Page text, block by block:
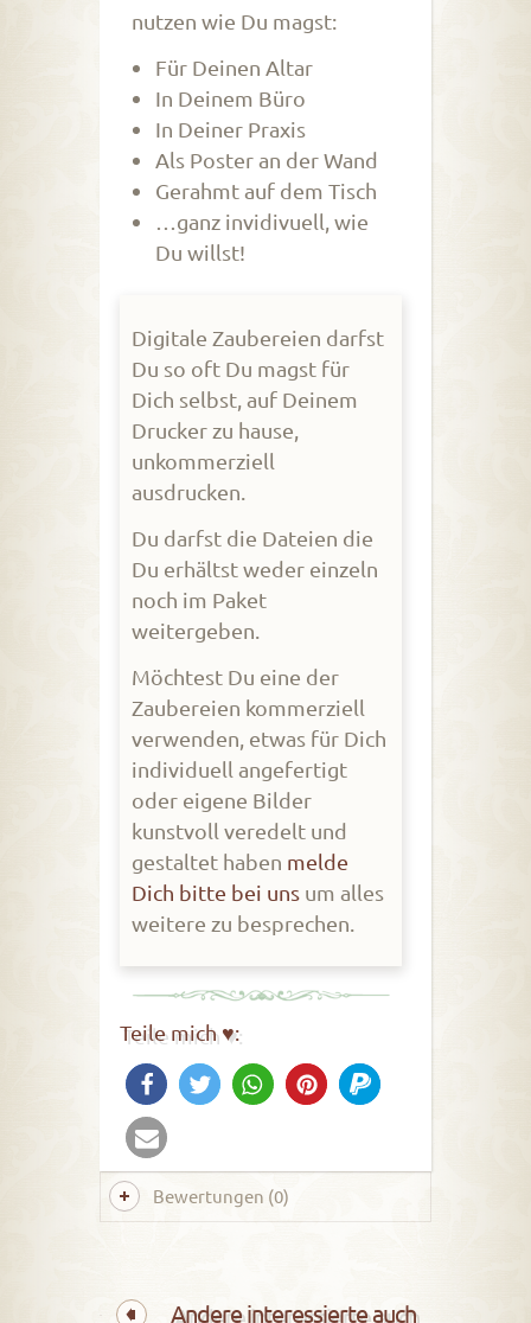
nutzen wie Du magst:
Für Deinen Altar
In Deinem Büro
In Deiner Praxis
Als Poster an der Wand
Gerahmt auf dem Tisch
…ganz invidivuell, wie
Du willst!
Digitale Zaubereien darfst
Du so oft Du magst für
Dich selbst, auf Deinem
Drucker zu hause,
unkommerziell
ausdrucken.
Du darfst die Dateien die
Du erhältst weder einzeln
noch im Paket
weitergeben.
Möchtest Du eine der
Zaubereien kommerziell
verwenden, etwas für Dich
individuell angefertigt
oder eigene Bilder
kunstvoll veredelt und
gestaltet haben melde
Dich bitte bei uns um alles
weitere zu besprechen.
Teile mich ♥:
Bewertungen (0)
Andere interessierte auch